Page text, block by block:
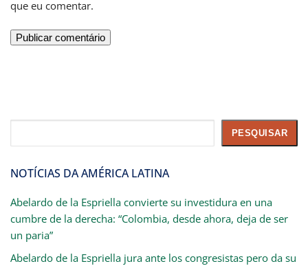
que eu comentar.
PESQUISAR
NOTÍCIAS DA AMÉRICA LATINA
Abelardo de la Espriella convierte su investidura en una
cumbre de la derecha: “Colombia, desde ahora, deja de ser
un paria”
Abelardo de la Espriella jura ante los congresistas pero da su